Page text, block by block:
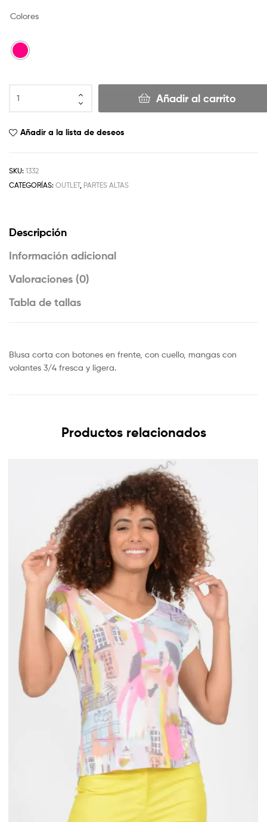
Colores
Añadir al carrito
Añadir a la lista de deseos
SKU: 1332
CATEGORÍAS: OUTLET, PARTES ALTAS
Descripción
Información adicional
Valoraciones (0)
Tabla de tallas
Blusa corta con botones en frente, con cuello, mangas con
volantes 3/4 fresca y ligera.
Productos relacionados